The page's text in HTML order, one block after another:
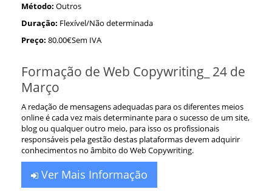
Método: Outros
Duração: Flexível/Não determinada
Preço: 80.00€Sem IVA
Formação de Web Copywriting_ 24 de
Março
A redação de mensagens adequadas para os diferentes meios
online é cada vez mais determinante para o sucesso de um site,
blog ou qualquer outro meio, para isso os profissionais
responsáveis pela gestão destas plataformas devem adquirir
conhecimentos no âmbito do Web Copywriting.
Ver Mais Informação